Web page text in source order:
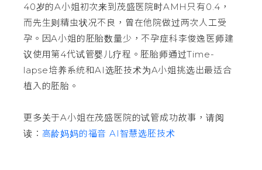
40岁的A小姐初次来到茂盛医院时AMH只有0.4，
而先生则精虫状况不良，曾在他院做过两次人工受
孕。因A小姐的胚胎数量少，不孕症科李俊逸医师建
议使用第4代试管婴儿疗程。胚胎师通过Time-
lapse培养系统和AI选胚技术为A小姐挑选出最适合
植入的胚胎。
更多关于A小姐在茂盛医院的试管成功故事，请阅
读： 高龄妈妈的福音 AI智慧选胚技术